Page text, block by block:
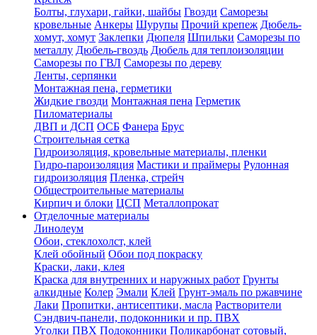
Болты, глухари, гайки, шайбы Гвозди Саморезы
кровельные Анкеры Шурупы Прочий крепеж Дюбель-
хомут, хомут Заклепки Дюпеля Шпильки Саморезы по
металлу Дюбель-гвоздь Дюбель для теплоизоляции
Саморезы по ГВЛ Саморезы по дереву
Ленты, серпянки
Монтажная пена, герметики
Жидкие гвозди Монтажная пена Герметик
Пиломатериалы
ДВП и ДСП ОСБ Фанера Брус
Строительная сетка
Гидроизоляция, кровельные материалы, пленки
Гидро-пароизоляция Мастики и праймеры Рулонная
гидроизоляция Пленка, стрейч
Общестроительные материалы
Кирпич и блоки ЦСП Металлопрокат
Отделочные материалы
Линолеум
Обои, стеклохолст, клей
Клей обойный Обои под покраску
Краски, лаки, клея
Краска для внутренних и наружных работ Грунты
алкидные Колер Эмали Клей Грунт-эмаль по ржавчине
Лаки Пропитки, антисептики, масла Растворители
Сэндвич-панели, подоконники и пр. ПВХ
Уголки ПВХ Подоконники Поликарбонат сотовый,